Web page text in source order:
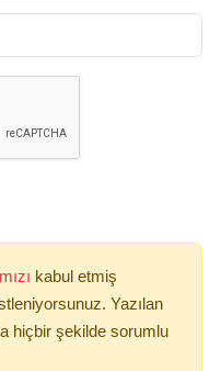
kabul etmiş
Yazılan
hiçbir şekilde sorumlu